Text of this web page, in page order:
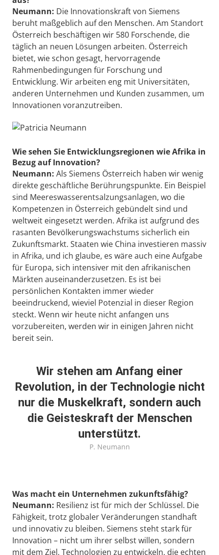
Neumann: Die Innovationskraft von Siemens
beruht maßgeblich auf den Menschen. Am Standort
Österreich beschäftigen wir 580 Forschende, die
täglich an neuen Lösungen arbeiten. Österreich
bietet, wie schon gesagt, hervorragende
Rahmenbedingungen für Forschung und
Entwicklung. Wir arbeiten eng mit Universitäten,
anderen Unternehmen und Kunden zusammen, um
Innovationen voranzutreiben.
Wie sehen Sie Entwicklungsregionen wie Afrika in
Bezug auf Innovation?
Neumann: Als Siemens Österreich haben wir wenig
direkte geschäftliche Berührungspunkte. Ein Beispiel
sind Meereswasserentsalzungsanlagen, wo die
Kompetenzen in Österreich gebündelt sind und
weltweit eingesetzt werden. Afrika ist aufgrund des
rasanten Bevölkerungswachstums sicherlich ein
Zukunftsmarkt. Staaten wie China investieren massiv
in Afrika, und ich glaube, es wäre auch eine Aufgabe
für Europa, sich intensiver mit den afrikanischen
Märkten auseinanderzusetzen. Es ist bei
persönlichen Kontakten immer wieder
beeindruckend, wieviel Potenzial in dieser Region
steckt. Wenn wir heute nicht anfangen uns
vorzubereiten, werden wir in einigen Jahren nicht
bereit sein.
Wir stehen am Anfang einer
Revolution, in der Technologie nicht
nur die Muskelkraft, sondern auch
die Geisteskraft der Menschen
unterstützt.
P. Neumann
Was macht ein Unternehmen zukunftsfähig?
Neumann: Resilienz ist für mich der Schlüssel. Die
Fähigkeit, trotz globaler Veränderungen standhaft
und innovativ zu bleiben. Siemens steht stark für
Innovation – nicht um ihrer selbst willen, sondern
mit dem Ziel, Technologien zu entwickeln, die echten